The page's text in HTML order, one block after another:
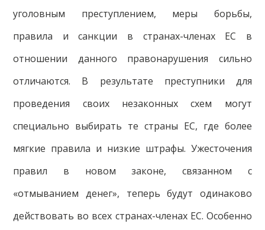
уголовным преступлением, меры борьбы,
правила и санкции в странах-членах ЕС в
отношении данного правонарушения сильно
отличаются. В результате преступники для
проведения своих незаконных схем могут
специально выбирать те страны ЕС, где более
мягкие правила и низкие штрафы. Ужесточения
правил в новом законе, связанном с
«отмыванием денег», теперь будут одинаково
действовать во всех странах-членах ЕС. Особенно